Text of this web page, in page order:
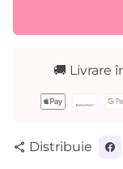
🚚 Livrare
Metode
plată
share Distribuie